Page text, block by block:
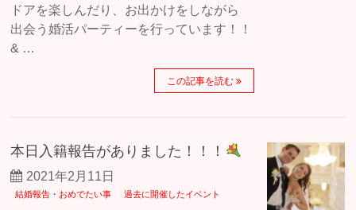
ドアを楽しんだり、お出かけをしながら
出会う婚活パーティーを行っています！！
& …
この記事を読む
本日入籍報告がありました！！！
2021年2月11日
結婚報告・おめでたい事 過去に開催したイベント